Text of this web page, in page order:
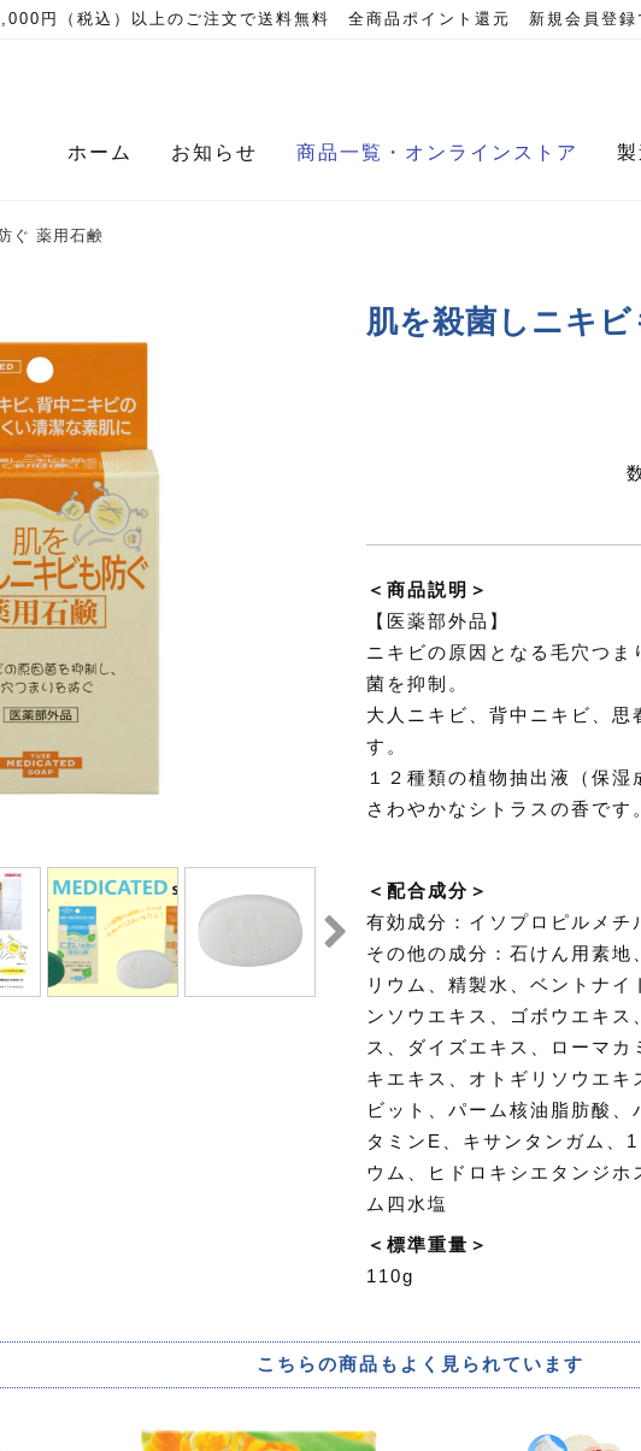
円（税込）以上のご注文で送料無料 全商品ポイント還元 新規会員登録
ホーム お知らせ 商品一覧・オンラインストア
ぐ 薬用石鹸
肌を殺菌しニキ
＜商品説明＞
【医薬部外品】
ニキビの原因となる毛穴つ
菌を抑制。
大人ニキビ、背中ニキビ、思
す。
１２種類の植物抽出液（保湿
さわやかなシトラスの香です
＜配合成分＞
有効成分：イソプロピルメチ
その他の成分：石けん用素地
リウム、精製水、ベントナ
ンソウエキス、ゴボウエキ
ス、ダイズエキス、ローマ
キエキス、オトギリソウエ
ビット、パーム核油脂肪酸
タミンE、キサンタンガム、
ウム、ヒドロキシエタンジホ
ム四水塩
＜標準重量＞
110g
こちらの商品もよく見られています